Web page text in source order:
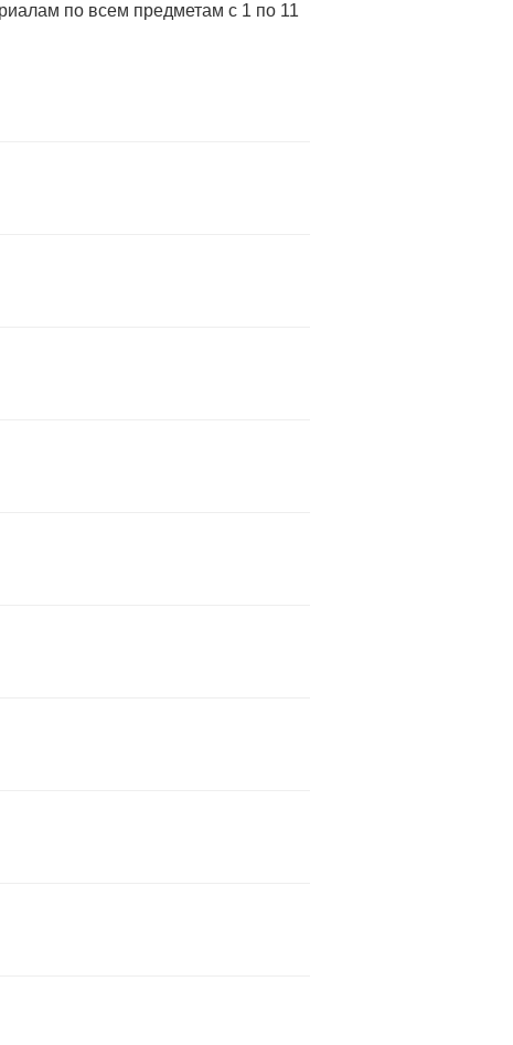
по всем предметам с 1 по 11